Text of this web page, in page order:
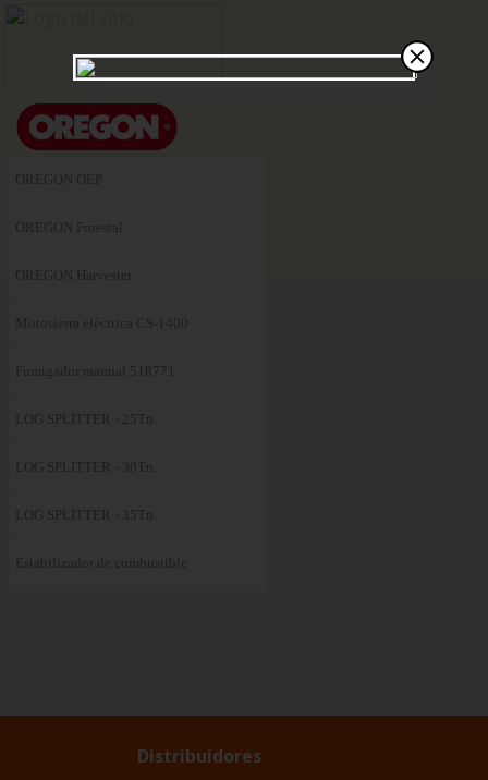
OREGON OEP
OREGON Forestal
OREGON Harvester
Motosierra eléctrica CS-1400
Fumigador manual 518771
LOG SPLITTER - 25Tn.
LOG SPLITTER - 30Tn.
LOG SPLITTER - 35Tn.
Estabilizador de combustible
Distribuidores